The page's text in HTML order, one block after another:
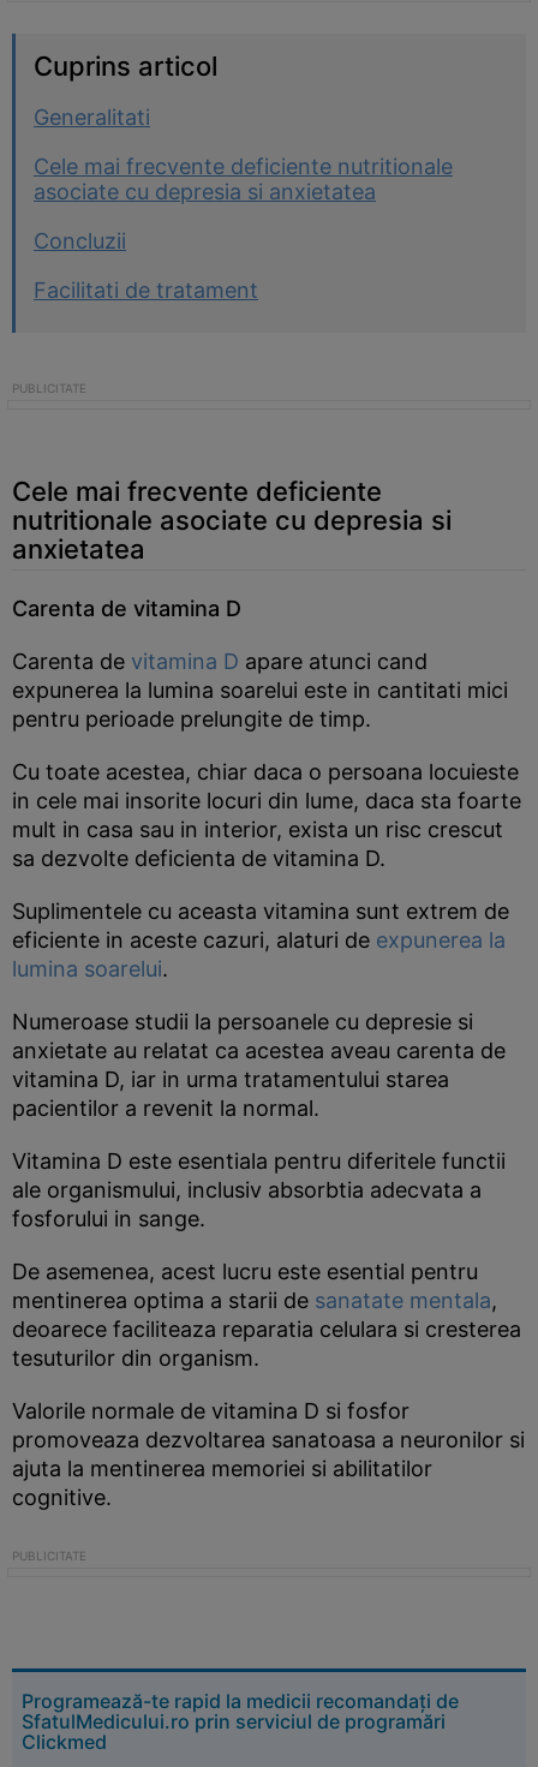
Cuprins articol
Generalitati
Cele mai frecvente deficiente nutritionale
asociate cu depresia si anxietatea
Concluzii
Facilitati de tratament
Cele mai frecvente deficiente
nutritionale asociate cu depresia si
anxietatea
Carenta de vitamina D
Carenta de vitamina D apare atunci cand
expunerea la lumina soarelui este in cantitati mici
pentru perioade prelungite de timp.
Cu toate acestea, chiar daca o persoana locuieste
in cele mai insorite locuri din lume, daca sta foarte
mult in casa sau in interior, exista un risc crescut
sa dezvolte deficienta de vitamina D.
Suplimentele cu aceasta vitamina sunt extrem de
eficiente in aceste cazuri, alaturi de expunerea la
lumina soarelui.
Numeroase studii la persoanele cu depresie si
anxietate au relatat ca acestea aveau carenta de
vitamina D, iar in urma tratamentului starea
pacientilor a revenit la normal.
Vitamina D este esentiala pentru diferitele functii
ale organismului, inclusiv absorbtia adecvata a
fosforului in sange.
De asemenea, acest lucru este esential pentru
mentinerea optima a starii de sanatate mentala,
deoarece faciliteaza reparatia celulara si cresterea
tesuturilor din organism.
Valorile normale de vitamina D si fosfor
promoveaza dezvoltarea sanatoasa a neuronilor si
ajuta la mentinerea memoriei si abilitatilor
cognitive.
Programează-te rapid la medicii recomandați de
SfatulMedicului.ro prin serviciul de programări
Clickmed